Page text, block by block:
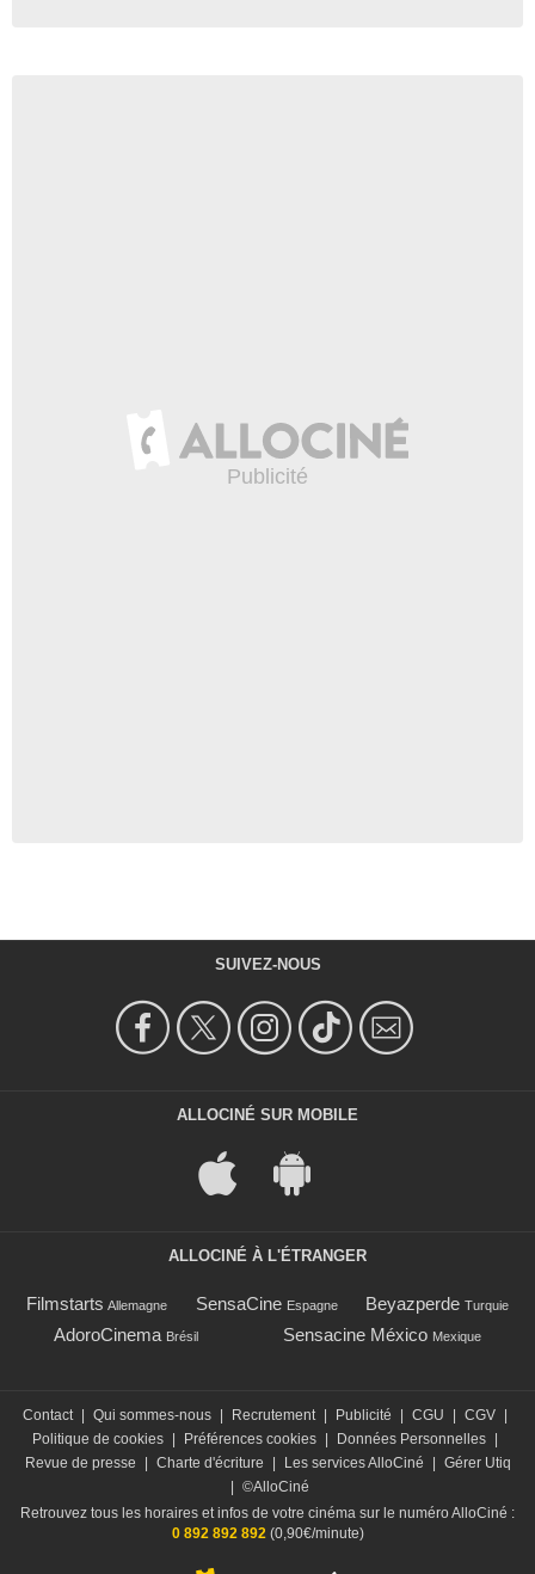
SUIVEZ-NOUS
ALLOCINÉ SUR MOBILE
ALLOCINÉ À L'ÉTRANGER
Filmstarts Allemagne SensaCine Espagne Beyazperde Turquie
AdoroCinema Brésil Sensacine México Mexique
Contact Qui sommes-nous Recrutement Publicité CGU CGV
Politique de cookies
Préférences cookies Données Personnelles
Revue de presse
Charte d'écriture Les services AlloCiné
Gérer Utiq
©AlloCiné
Retrouvez tous les horaires et infos de votre cinéma sur le numéro AlloCiné :
0 892 892 892(0,90€/minute)